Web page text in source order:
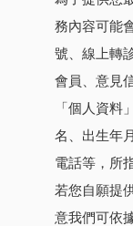
務內容可能
號、線上轉
會員、意見
「個人資料
名、出生年
電話等，所
若您自願提
意我們可依